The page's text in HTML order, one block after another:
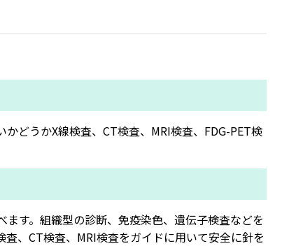
どうかX線検査、CT検査、MRI検査、FDG-PET検
す。組織型の診断、免疫染色、遺伝子検査などを
、CT検査、MRI検査をガイドに用いて安全に針を